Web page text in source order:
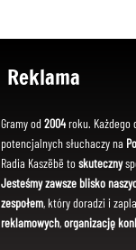
Reklama
Gramy od 2004roku. Każdego
potencjalnych słuchaczy na
Radia Kaszëbë toskuteczny
Jesteśmy zawsze blisko
zespołem, który doradzi i
reklamowych,organizację